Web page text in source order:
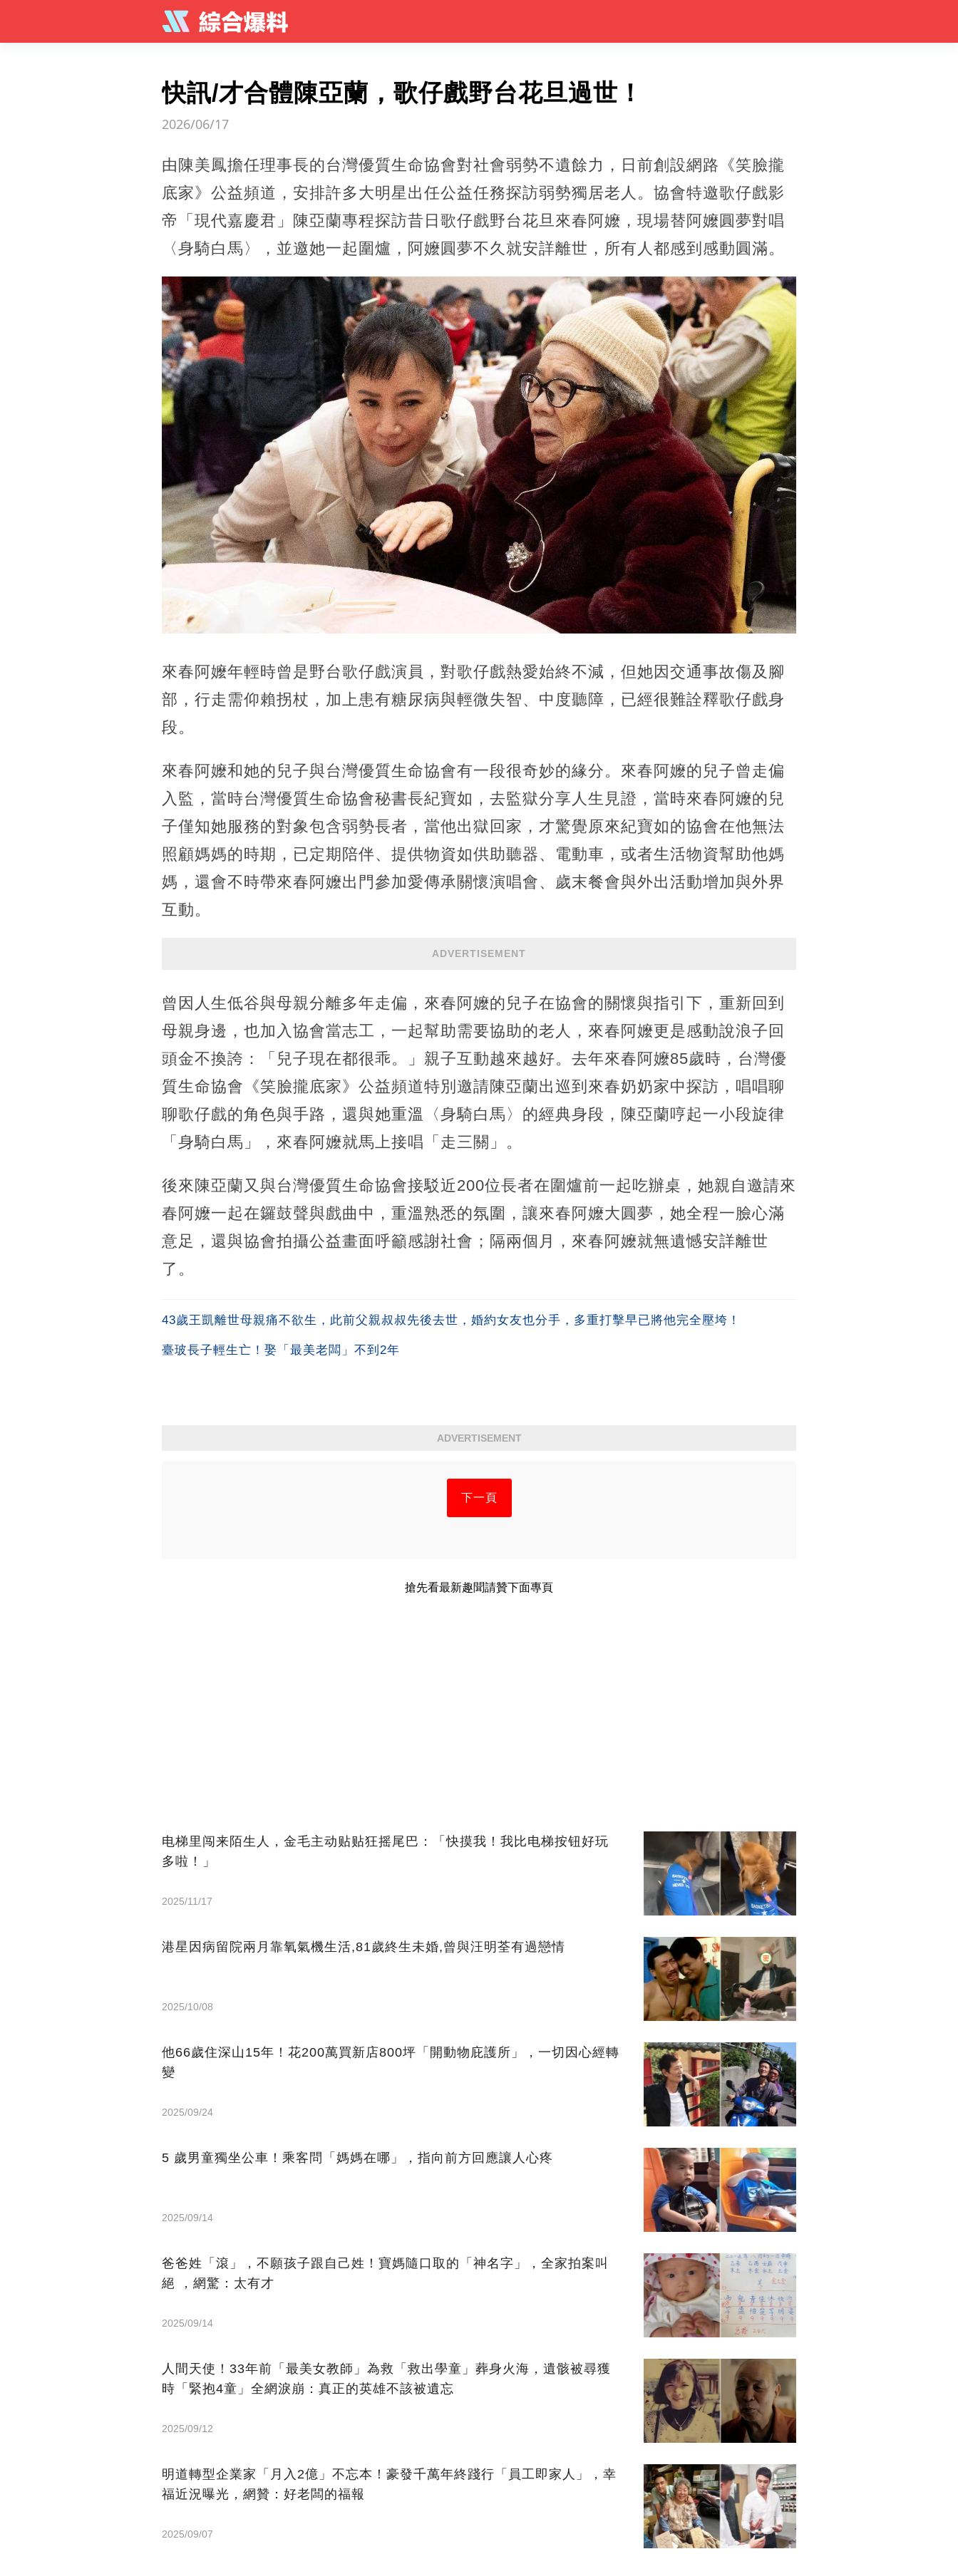
快訊/才合體陳亞蘭，歌仔戲野台花旦過世！
2026/06/17
由陳美鳳擔任理事長的台灣優質生命協會對社會弱勢不遺餘力，日前創設網路《笑臉攏
底家》公益頻道，安排許多大明星出任公益任務探訪弱勢獨居老人。協會特邀歌仔戲影
帝「現代嘉慶君」陳亞蘭專程探訪昔日歌仔戲野台花旦來春阿嬤，現場替阿嬤圓夢對唱
〈身騎白馬〉，並邀她一起圍爐，阿嬤圓夢不久就安詳離世，所有人都感到感動圓滿。
來春阿嬤年輕時曾是野台歌仔戲演員，對歌仔戲熱愛始終不減，但她因交通事故傷及腳
部，行走需仰賴拐杖，加上患有糖尿病與輕微失智、中度聽障，已經很難詮釋歌仔戲身
段。
來春阿嬤和她的兒子與台灣優質生命協會有一段很奇妙的緣分。來春阿嬤的兒子曾走偏
入監，當時台灣優質生命協會秘書長紀寶如，去監獄分享人生見證，當時來春阿嬤的兒
子僅知她服務的對象包含弱勢長者，當他出獄回家，才驚覺原來紀寶如的協會在他無法
照顧媽媽的時期，已定期陪伴、提供物資如供助聽器、電動車，或者生活物資幫助他媽
媽，還會不時帶來春阿嬤出門參加愛傳承關懷演唱會、歲末餐會與外出活動增加與外界
互動。
ADVERTISEMENT
曾因人生低谷與母親分離多年走偏，來春阿嬤的兒子在協會的關懷與指引下，重新回到
母親身邊，也加入協會當志工，一起幫助需要協助的老人，來春阿嬤更是感動說浪子回
頭金不換誇：「兒子現在都很乖。」親子互動越來越好。去年來春阿嬤85歲時，台灣優
質生命協會《笑臉攏底家》公益頻道特別邀請陳亞蘭出巡到來春奶奶家中探訪，唱唱聊
聊歌仔戲的角色與手路，還與她重溫〈身騎白馬〉的經典身段，陳亞蘭哼起一小段旋律
「身騎白馬」，來春阿嬤就馬上接唱「走三關」。
後來陳亞蘭又與台灣優質生命協會接駁近200位長者在圍爐前一起吃辦桌，她親自邀請來
春阿嬤一起在鑼鼓聲與戲曲中，重溫熟悉的氛圍，讓來春阿嬤大圓夢，她全程一臉心滿
意足，還與協會拍攝公益畫面呼籲感謝社會；隔兩個月，來春阿嬤就無遺憾安詳離世
了。
43歲王凱離世母親痛不欲生，此前父親叔叔先後去世，婚約女友也分手，多重打擊早已將他完全壓垮！
臺玻長子輕生亡！娶「最美老闆」不到2年
ADVERTISEMENT
下一頁
搶先看最新趣聞請贊下面專頁
电梯里闯来陌生人，金毛主动贴贴狂摇尾巴：「快摸我！我比电梯按钮好玩
多啦！」
2025/11/17
港星因病留院兩月靠氧氣機生活,81歲終生未婚,曾與汪明荃有過戀情
2025/10/08
他66歲住深山15年！花200萬買新店800坪「開動物庇護所」，一切因心經轉
變
2025/09/24
5 歲男童獨坐公車！乘客問「媽媽在哪」，指向前方回應讓人心疼
2025/09/14
爸爸姓「滾」，不願孩子跟自己姓！寶媽隨口取的「神名字」，全家拍案叫
絕 ，網驚：太有才
2025/09/14
人間天使！33年前「最美女教師」為救「救出學童」葬身火海，遺骸被尋獲
時「緊抱4童」全網淚崩：真正的英雄不該被遺忘
2025/09/12
明道轉型企業家「月入2億」不忘本！豪發千萬年終踐行「員工即家人」，幸
福近況曝光，網贊：好老闆的福報
2025/09/07